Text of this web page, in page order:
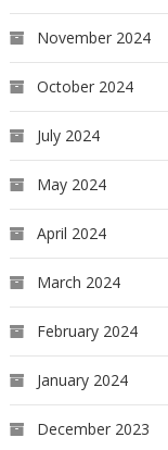
November 2024
October 2024
July 2024
May 2024
April 2024
March 2024
February 2024
January 2024
December 2023